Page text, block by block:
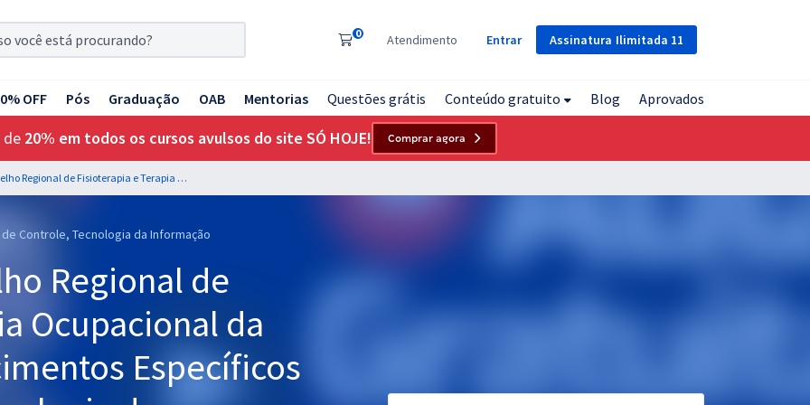
Assinatura Ilimitada 11
0 Atendimento Entrar
OFF Pós Graduação OAB Mentorias Questões grátis Conteúdo gratuito Blog Aprovados
de 20% em todos os cursos avulsos do site SÓ HOJE! Comprar agora
CREFITO 17 - Conselho Regional de Fisioterapia e Terapia Ocupacional da 17ª Região - Conhecimentos Específicos para Analista de Tecnologia da Informação
Controle, Tecnologia da Informação
Regional de
Ocupacional da
Específicos